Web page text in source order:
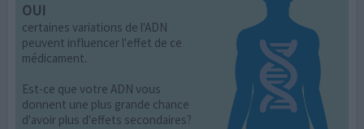
OUI
certaines variations de l'ADN
peuvent influencer l'effet de ce
médicament.
Est-ce que votre ADN vous
donnent une plus grande chance
d'avoir plus d'effets secondaires?